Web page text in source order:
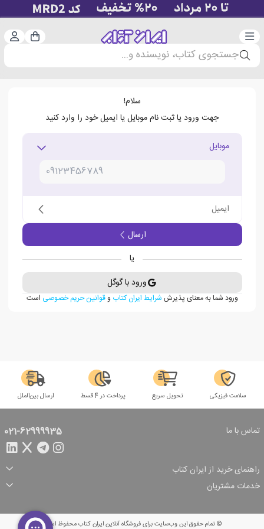
دسته‌بندی سبد
جستجوی کتاب، نویسنده و...
سلام!
جهت ورود یا ثبت نام موبایل یا ایمیل خود را وارد کنید
موبایل
ایمیل
ارسال
یا
ورود با گوگل
ورود شما به معنای پذیرش شرایط ایران کتاب وقوانین حریم خصوصی است
سلامت فیزیکی تحویل سریع پرداخت در 4 قسط ارسال بین‌الملل
تماس با ما 021-62999935
راهنمای خرید از ایران کتاب
ثبت سفارش
شرایط ارسال سفارش
شیوه پرداخت
تخفیف‌های خرید
خدمات مشتریان
© تمام حقوق این وب‌سایت برای فروشگاه آنلاین ایران کتاب محفوظ است.